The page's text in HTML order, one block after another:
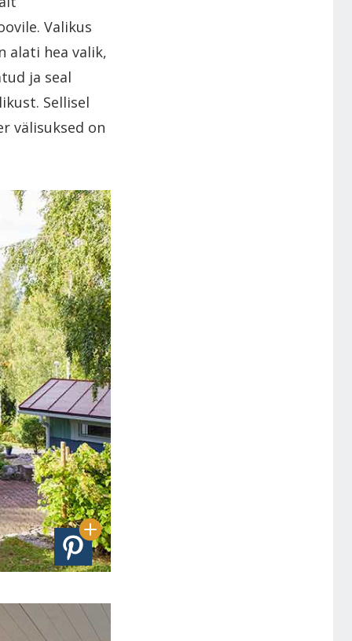
Valikus
alati hea valik,
ja seal
Sellisel
välisuksed on